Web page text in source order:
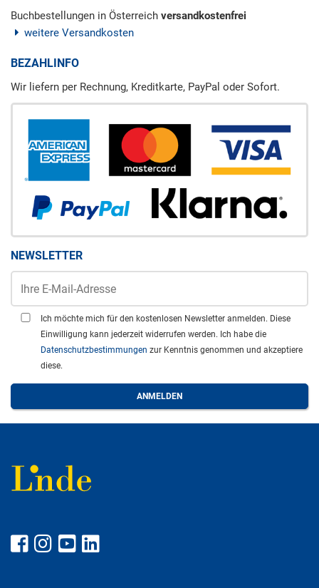
Buchbestellungen in Österreich versandkostenfrei
weitere Versandkosten
BEZAHLINFO
Wir liefern per Rechnung, Kreditkarte, PayPal oder Sofort.
NEWSLETTER
Ich möchte mich für den kostenlosen Newsletter anmelden. Diese
Einwilligung kann jederzeit widerrufen werden. Ich habe die
Datenschutzbestimmungen zur Kenntnis genommen und akzeptiere
diese.